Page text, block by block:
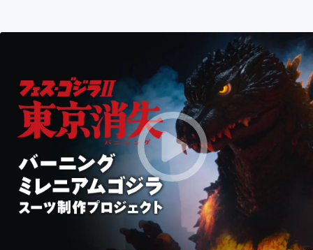
書籍・雑誌
ビジネス・起業 チャレンジ
まちづくり・地域活性化
CAMPFIRE for Social Good
CAMPFIRE Creation
CAMPFIREふるさと納税machi-ya コミュニティ